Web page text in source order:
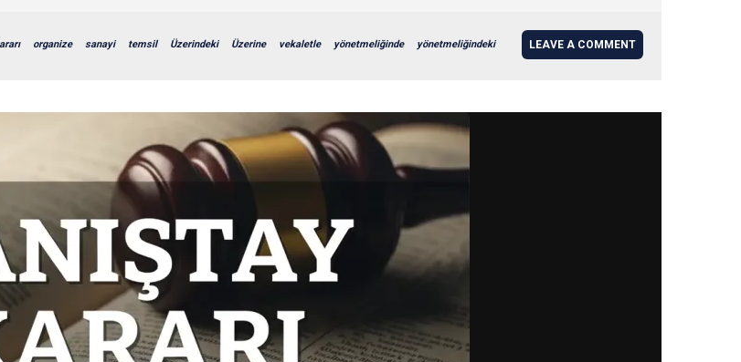
organize sanayi temsil Üzerindeki Üzerine vekaletle yönetmeliğinde yönetmeliğindeki LEAVE A COMMENT